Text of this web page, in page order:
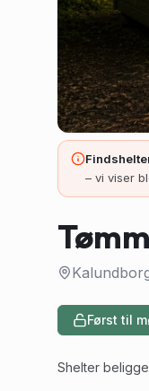
– vi viser
Først til
Shelter